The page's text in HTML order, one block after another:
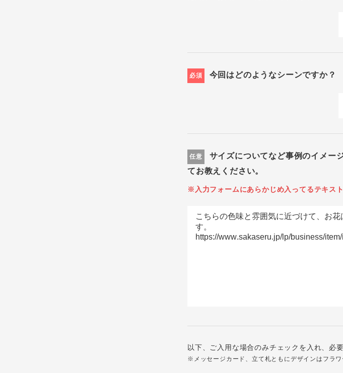
必須 今回はどのようなシーンですか？
任意
サイズについてなど事例のイメー
てお教えください。
※入力フォームにあらかじめ入ってるテキス
以下、ご入用な場合のみチェックを入れ、必
※メッセージカード、立て札ともにデザインはフラワ